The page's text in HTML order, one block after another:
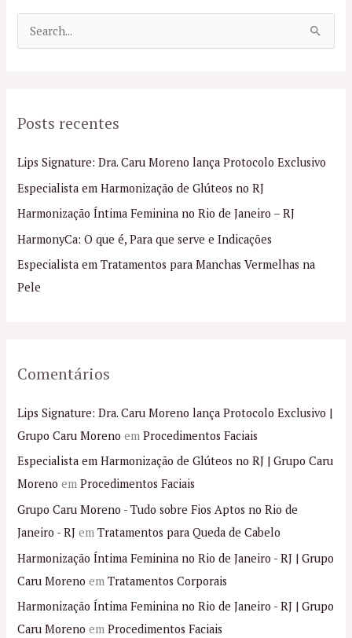
u
s
a
r
p
o
r
Posts recentes
Lips Signature: Dra. Caru Moreno lança Protocolo Exclusivo
Especialista em Harmonização de Glúteos no RJ
Harmonização Íntima Feminina no Rio de Janeiro – RJ
HarmonyCa: O que é, Para que serve e Indicações
Especialista em Tratamentos para Manchas Vermelhas na
Pele
Comentários
Lips Signature: Dra. Caru Moreno lança Protocolo Exclusivo |
Grupo Caru Moreno emProcedimentos Faciais
Especialista em Harmonização de Glúteos no RJ | Grupo Caru
Moreno emProcedimentos Faciais
Grupo Caru Moreno - Tudo sobre Fios Aptos no Rio de
Janeiro - RJ emTratamentos para Queda de Cabelo
Harmonização Íntima Feminina no Rio de Janeiro - RJ | Grupo
Caru Moreno emTratamentos Corporais
Harmonização Íntima Feminina no Rio de Janeiro - RJ | Grupo
Caru Moreno emProcedimentos Faciais